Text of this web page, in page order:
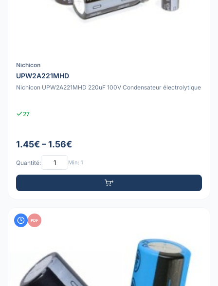
Nichicon
UPW2A221MHD
Nichicon UPW2A221MHD 220uF 100V Condensateur électrolytique
27
1.45€ – 1.56€
Quantité: Min: 1
PDF